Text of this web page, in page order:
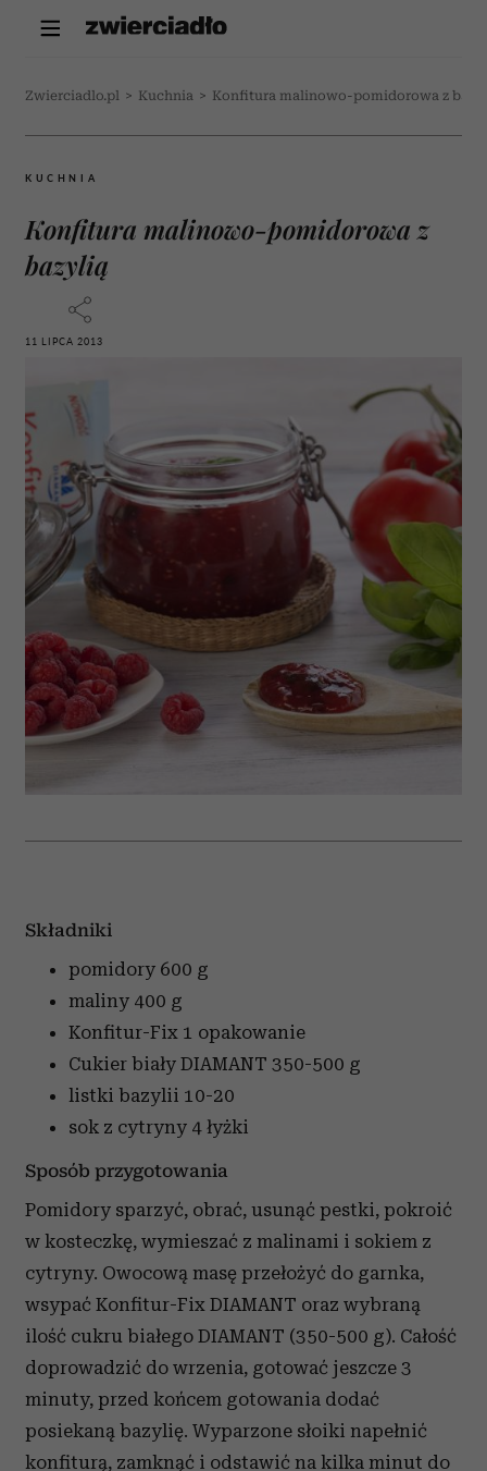
Zwierciadlo.pl > Kuchnia > Konfitura malinowo-pomidorowa z
KUCHNIA
Konfitura malinowo-pomidorowa z
bazylią
11 LIPCA 2013
Składniki
pomidory 600 g
maliny 400 g
Konfitur-Fix 1 opakowanie
Cukier biały DIAMANT 350-500 g
listki bazylii 10-20
sok z cytryny 4 łyżki
Sposób przygotowania
Pomidory sparzyć, obrać, usunąć pestki, pokroić
w kosteczkę, wymieszać z malinami i sokiem z
cytryny. Owocową masę przełożyć do garnka,
wsypać Konfitur-Fix DIAMANT oraz wybraną
ilość cukru białego DIAMANT (350-500 g). Całość
doprowadzić do wrzenia, gotować jeszcze 3
minuty, przed końcem gotowania dodać
posiekaną bazylię. Wyparzone słoiki napełnić
konfiturą, zamknąć i odstawić na kilka minut do